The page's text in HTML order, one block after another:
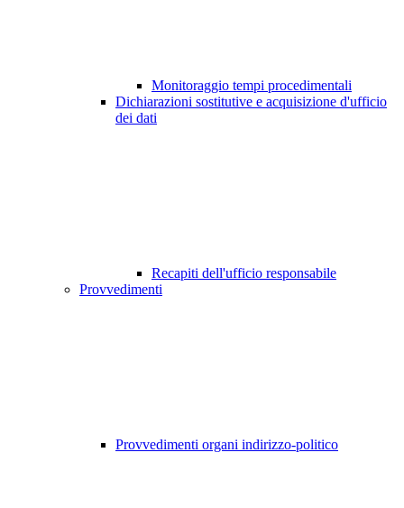
Monitoraggio tempi procedimentali
Dichiarazioni sostitutive e acquisizione d'ufficio
dei dati
Recapiti dell'ufficio responsabile
Provvedimenti
Provvedimenti organi indirizzo-politico